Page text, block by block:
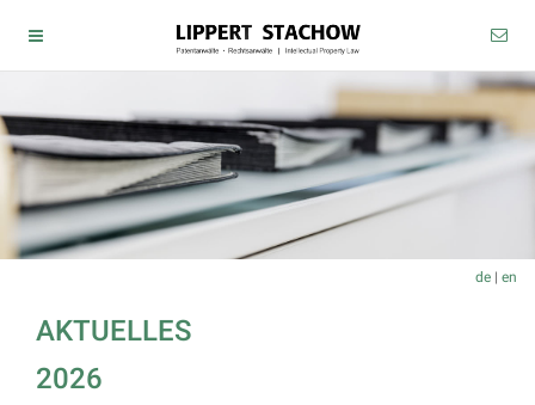
de | en
AKTUELLES
2026